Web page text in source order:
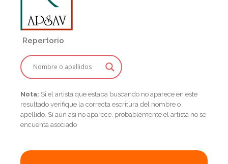
Repertorio
Nota: Si el artista que estaba buscando no aparece en este
resultado verifique la correcta escritura del nombre o
apellido. Si aún asi no aparece, probablemente el artista no se
encuenta asociado